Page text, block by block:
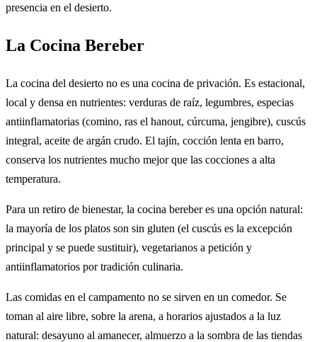
presencia en el desierto.
La Cocina Bereber
La cocina del desierto no es una cocina de privación. Es estacional,
local y densa en nutrientes: verduras de raíz, legumbres, especias
antiinflamatorias (comino, ras el hanout, cúrcuma, jengibre), cuscús
integral, aceite de argán crudo. El tajín, cocción lenta en barro,
conserva los nutrientes mucho mejor que las cocciones a alta
temperatura.
Para un retiro de bienestar, la cocina bereber es una opción natural:
la mayoría de los platos son sin gluten (el cuscús es la excepción
principal y se puede sustituir), vegetarianos a petición y
antiinflamatorios por tradición culinaria.
Las comidas en el campamento no se sirven en un comedor. Se
toman al aire libre, sobre la arena, a horarios ajustados a la luz
natural: desayuno al amanecer, almuerzo a la sombra de las tiendas